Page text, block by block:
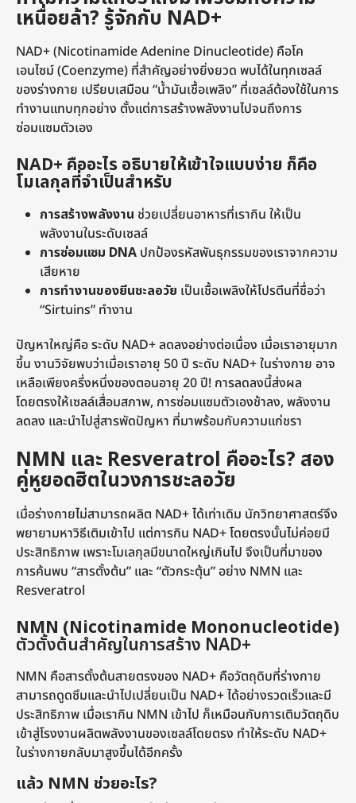
เหนื่อยล้า? รู้จักกับ NAD+
NAD+ (Nicotinamide Adenine Dinucleotide) คือโค
เอนไซม์ (Coenzyme) ที่สำคัญอย่างยิ่งยวด พบได้ในทุกเซลล์
ของร่างกาย เปรียบเสมือน “น้ำมันเชื้อเพลิง” ที่เซลล์ต้องใช้ในการ
ทำงานแทบทุกอย่าง ตั้งแต่การสร้างพลังงานไปจนถึงการ
ซ่อมแซมตัวเอง
NAD+ คืออะไร อธิบายให้เข้าใจแบบง่าย ก็คือ
โมเลกุลที่จำเป็นสำหรับ
การสร้างพลังงาน ช่วยเปลี่ยนอาหารที่เรากิน ให้เป็น
พลังงานในระดับเซลล์
การซ่อมแซม DNA ปกป้องรหัสพันธุกรรมของเราจากความ
เสียหาย
การทำงานของยีนชะลอวัย เป็นเชื้อเพลิงให้โปรตีนที่ชื่อว่า
“Sirtuins” ทำงาน
ปัญหาใหญ่คือ ระดับ NAD+ ลดลงอย่างต่อเนื่อง เมื่อเราอายุมาก
ขึ้น งานวิจัยพบว่าเมื่อเราอายุ 50 ปี ระดับ NAD+ ในร่างกาย อาจ
เหลือเพียงครึ่งหนึ่งของตอนอายุ 20 ปี! การลดลงนี้ส่งผล
โดยตรงให้เซลล์เสื่อมสภาพ, การซ่อมแซมตัวเองช้าลง, พลังงาน
ลดลง และนำไปสู่สารพัดปัญหา ที่มาพร้อมกับความแก่ชรา
NMN และ Resveratrol คืออะไร? สอง
คู่หูยอดฮิตในวงการชะลอวัย
เมื่อร่างกายไม่สามารถผลิต NAD+ ได้เท่าเดิม นักวิทยาศาสตร์จึง
พยายามหาวิธีเติมเข้าไป แต่การกิน NAD+ โดยตรงนั้นไม่ค่อยมี
ประสิทธิภาพ เพราะโมเลกุลมีขนาดใหญ่เกินไป จึงเป็นที่มาของ
การค้นพบ “สารตั้งต้น” และ “ตัวกระตุ้น” อย่าง NMN และ
Resveratrol
NMN (Nicotinamide Mononucleotide)
ตัวตั้งต้นสำคัญในการสร้าง NAD+
NMN คือสารตั้งต้นสายตรงของ NAD+ คือวัตถุดิบที่ร่างกาย
สามารถดูดซึมและนำไปเปลี่ยนเป็น NAD+ ได้อย่างรวดเร็วและมี
ประสิทธิภาพ เมื่อเรากิน NMN เข้าไป ก็เหมือนกับการเติมวัตถุดิบ
เข้าสู่โรงงานผลิตพลังงานของเซลล์โดยตรง ทำให้ระดับ NAD+
ในร่างกายกลับมาสูงขึ้นได้อีกครั้ง
แล้ว NMN ช่วยอะไร?